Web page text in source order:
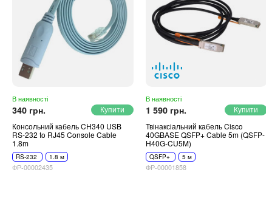
В наявності
340 грн.
Консольний кабель CH340 USB
RS-232 to RJ45 Console Cable
1.8m
RS-232 1.8 м
ФР-00002435
В наявності
1 590 грн.
Твінаксіальний кабель Cisco
40GBASE QSFP+ Cable 5m (QSFP-
H40G-CU5M)
QSFP+ 5 м
ФР-00001858